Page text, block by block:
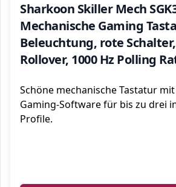
Sharkoon Skiller Mech
Mechanische Gaming
Beleuchtung, rote
Rollover, 1000 Hz Polling
Schöne mechanische Tastatur
Gaming-Software für bis zu drei
Profile.